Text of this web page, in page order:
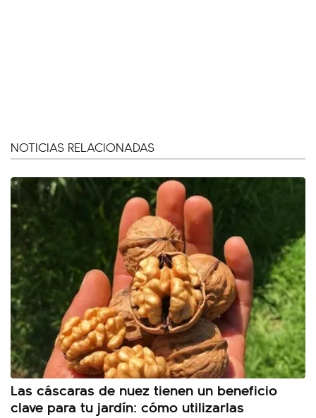
NOTICIAS RELACIONADAS
Las cáscaras de nuez tienen un beneficio
clave para tu jardín: cómo utilizarlas